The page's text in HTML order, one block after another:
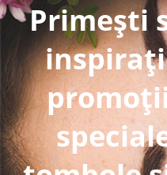
Primești